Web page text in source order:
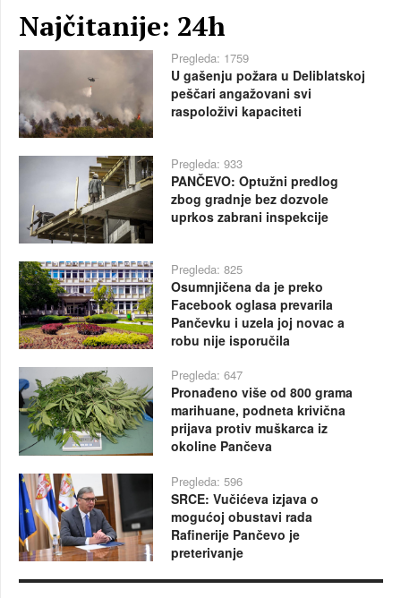
Najčitanije: 24h
Pregleda: 1759
U gašenju požara u Deliblatskoj
peščari angažovani svi
raspoloživi kapaciteti
Pregleda: 933
PANČEVO: Optužni predlog
zbog gradnje bez dozvole
uprkos zabrani inspekcije
Pregleda: 825
Osumnjičena da je preko
Facebook oglasa prevarila
Pančevku i uzela joj novac a
robu nije isporučila
Pregleda: 647
Pronađeno više od 800 grama
marihuane, podneta krivična
prijava protiv muškarca iz
okoline Pančeva
Pregleda: 596
SRCE: Vučićeva izjava o
mogućoj obustavi rada
Rafinerije Pančevo je
preterivanje